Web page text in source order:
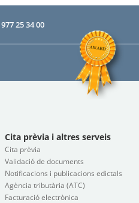
977 25 34 00
Cita prèvia i altres serveis
Cita prèvia
Validació de documents
Notificacions i publicacions edictals
Agència tributària (ATC)
Facturació electrònica